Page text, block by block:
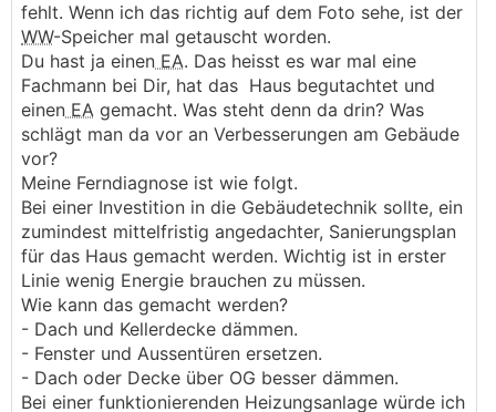
fehlt. Wenn ich das richtig auf dem Foto sehe, ist der
WW-Speicher mal getauscht worden.
Du hast ja einen EA. Das heisst es war mal eine
Fachmann bei Dir, hat das Haus begutachtet und
einen EA gemacht. Was steht denn da drin? Was
schlägt man da vor an Verbesserungen am Gebäude
vor?
Meine Ferndiagnose ist wie folgt.
Bei einer Investition in die Gebäudetechnik sollte, ein
zumindest mittelfristig angedachter, Sanierungsplan
für das Haus gemacht werden. Wichtig ist in erster
Linie wenig Energie brauchen zu müssen.
Wie kann das gemacht werden?
- Dach und Kellerdecke dämmen.
- Fenster und Aussentüren ersetzen.
- Dach oder Decke über OG besser dämmen.
Bei einer funktionierenden Heizungsanlage würde ich